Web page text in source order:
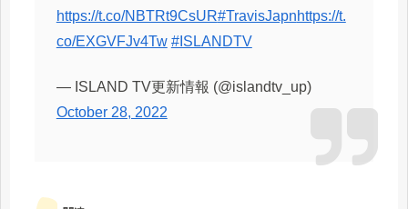
https://t.co/NBTRt9CsUR#TravisJapnhttps://t.
co/EXGVFJv4Tw #ISLANDTV
— ISLAND TV更新情報 (@islandtv_up)
October 28, 2022